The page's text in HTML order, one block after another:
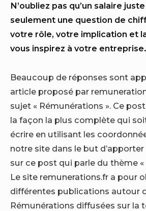
N’oubliez pas qu’un salaire
seulement une question de
votre rôle, votre implication et
vous inspirez à votre entreprise.
Beaucoup de réponses sont
article proposé par
sujet « Rémunérations ». Ce
la façon la plus complète qui
écrire en utilisant les
notre site dans le but
sur ce post qui parle du thème «
Le site remunerations.fr a pour
différentes publications autour
Rémunérations diffusées sur la